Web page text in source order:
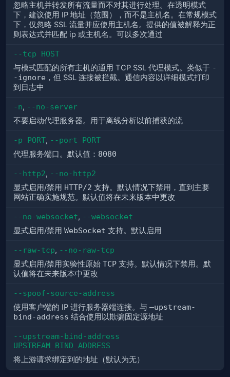
忽略主机并转发所有流量而不对其进行处理。在透明模式
下，建议使用 IP 地址（范围），而不是主机名。在常规模式
下，仅忽略 SSL 流量并应使用主机名。提供的值被解释为正
则表达式并匹配 ip 或主机名。可以多次通过
--tcp HOST
与模式匹配的所有主机的通用 TCP SSL 代理模式。类似于 -
-ignore ，但 SSL 连接被拦截。通信内容以详细模式打印
到日志中
-n, --no-server
不要启动代理服务器。用于离线分析以前捕获的流
-p PORT, --port PORT
代理服务端口。默认值： 8080
--http2, --no-http2
显式启用/禁用 HTTP/2 支持。默认情况下禁用，直到主要
网站正确实施规范。默认值将在未来版本中更改
--no-websocket, --websocket
显式启用/禁用 WebSocket 支持。默认启用
--raw-tcp, --no-raw-tcp
显式启用/禁用实验性原始 TCP 支持。默认情况下禁用。默
认值将在未来版本中更改
--spoof-source-address
使用客户端的 IP 进行服务器端连接。与 –upstream-
bind-address 结合使用以欺骗固定源地址
--upstream-bind-address
UPSTREAM_BIND_ADDRESS
将上游请求绑定到的地址（默认为无）